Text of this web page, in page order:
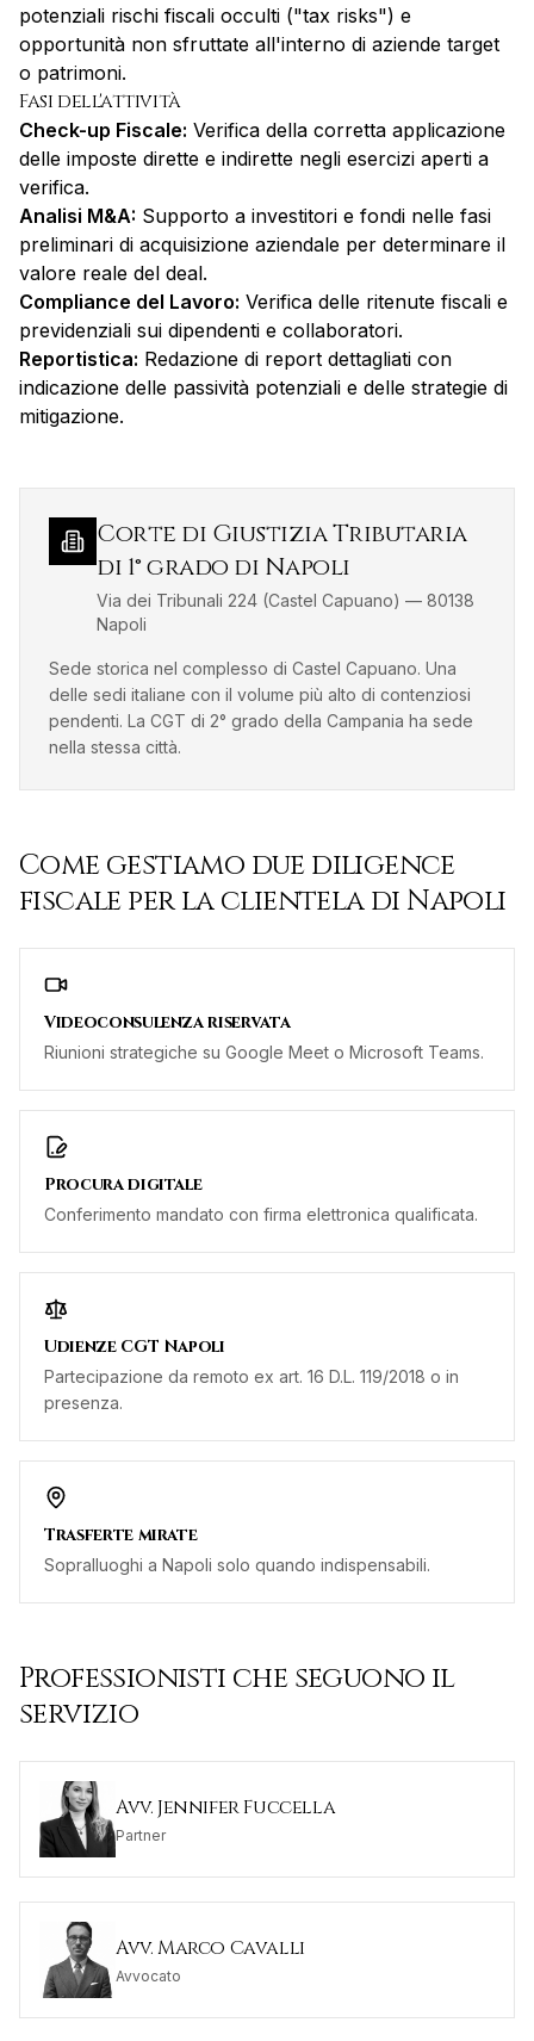
potenziali rischi fiscali occulti ("tax risks") e
opportunità non sfruttate all'interno di aziende target
o patrimoni.
Fasi dell'attività
Check-up Fiscale: Verifica della corretta applicazione
delle imposte dirette e indirette negli esercizi aperti a
verifica.
Analisi M&A: Supporto a investitori e fondi nelle fasi
preliminari di acquisizione aziendale per determinare il
valore reale del deal.
Compliance del Lavoro: Verifica delle ritenute fiscali e
previdenziali sui dipendenti e collaboratori.
Reportistica: Redazione di report dettagliati con
indicazione delle passività potenziali e delle strategie di
mitigazione.
Corte di Giustizia Tributaria
di 1° grado di Napoli
Via dei Tribunali 224 (Castel Capuano) — 80138
Napoli
Sede storica nel complesso di Castel Capuano. Una
delle sedi italiane con il volume più alto di contenziosi
pendenti. La CGT di 2° grado della Campania ha sede
nella stessa città.
Come gestiamo due diligence
fiscaleper la clientela di Napoli
Videoconsulenza riservata
Riunioni strategiche su Google Meet o Microsoft Teams.
Procura digitale
Conferimento mandato con firma elettronica qualificata.
Udienze CGT Napoli
Partecipazione da remoto ex art. 16 D.L. 119/2018 o in
presenza.
Trasferte mirate
Sopralluoghi a Napoli solo quando indispensabili.
Professionisti che seguono il
servizio
Avv. Jennifer Fuccella
Partner
Avv. Marco Cavalli
Avvocato